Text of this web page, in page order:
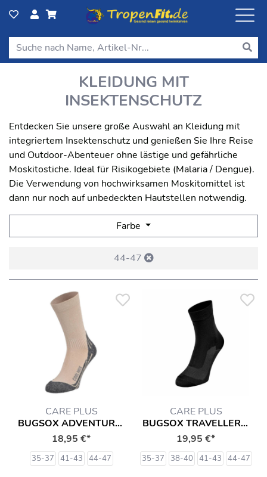
KLEIDUNG MIT
INSEKTENSCHUTZ
Entdecken Sie unsere große Auswahl an Kleidung mit
integriertem Insektenschutz und genießen Sie Ihre Reise
und Outdoor-Abenteuer ohne lästige und gefährliche
Moskitostiche. Ideal für Risikogebiete (Malaria / Dengue).
Die Verwendung von hochwirksamen Moskitomittel ist
dann nur noch auf unbedeckten Hautstellen notwendig.
Farbe
44-47
CARE PLUS
BUGSOX ADVENTURE (IMPRÄGNIERT) SOCKEN
18,95 €*
35-37 41-43 44-47
CARE PLUS
BUGSOX TRAVELLER 2 PAAR (IMPRÄGNIERT) SOCKEN
19,95 €*
35-37 38-40 41-43 44-47